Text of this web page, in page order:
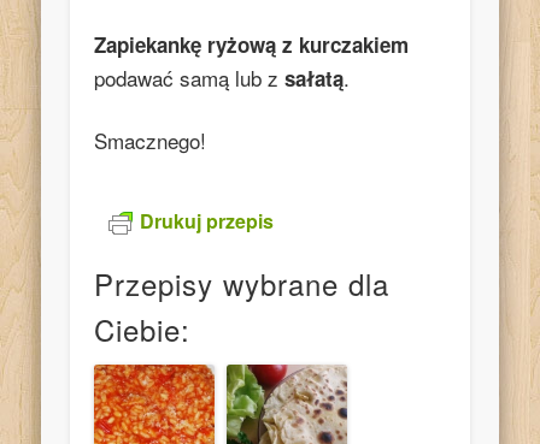
Zapiekankę ryżową z kurczakiem
podawać samą lub zsałatą.
Smacznego!
Drukuj przepis
Przepisy wybrane dla
Ciebie: